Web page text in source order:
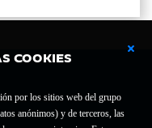
COOKIES
por los sitios web del grupo
anónimos) y de terceros, las